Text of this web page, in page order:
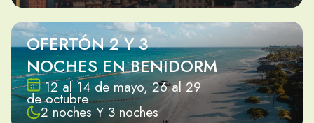
OFERTÓN 2 Y 3
NOCHES EN BENIDORM
12 al 14 de mayo, 26 al 29
de octubre
2 noches Y 3 noches